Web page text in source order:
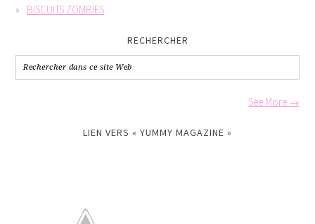
BISCUITS ZOMBIES
RECHERCHER
See More →
LIEN VERS « YUMMY MAGAZINE »